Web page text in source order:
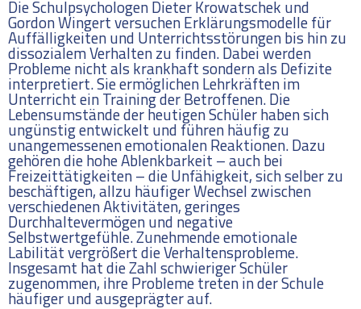
Die Schulpsychologen Dieter Krowatschek und
Gordon Wingert versuchen Erklärungsmodelle für
Auffälligkeiten und Unterrichtsstörungen bis hin zu
dissozialem Verhalten zu finden. Dabei werden
Probleme nicht als krankhaft sondern als Defizite
interpretiert. Sie ermöglichen Lehrkräften im
Unterricht ein Training der Betroffenen. Die
Lebensumstände der heutigen Schüler haben sich
ungünstig entwickelt und führen häufig zu
unangemessenen emotionalen Reaktionen. Dazu
gehören die hohe Ablenkbarkeit – auch bei
Freizeittätigkeiten – die Unfähigkeit, sich selber zu
beschäftigen, allzu häufiger Wechsel zwischen
verschiedenen Aktivitäten, geringes
Durchhaltevermögen und negative
Selbstwertgefühle. Zunehmende emotionale
Labilität vergrößert die Verhaltensprobleme.
Insgesamt hat die Zahl schwieriger Schüler
zugenommen, ihre Probleme treten in der Schule
häufiger und ausgeprägter auf.